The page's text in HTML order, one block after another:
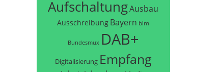
AufschaltungAusbau
Ausschreibung Bayern blm
Bundesmux DAB+
Digitalisierung Empfang